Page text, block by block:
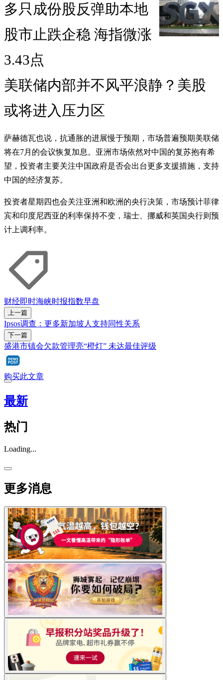
多只成份股反弹助本地
股市止跌企稳 海指微涨
3.43点
美联储内部并不风平浪静？美股
或将进入压力区
萨赫德瓦也说，抗通胀的进展慢于预期，市场普遍预期美联储
将在7月的会议恢复加息。亚洲市场依然对中国的复苏抱有希
望，投资者主要关注中国政府是否会出台更多支援措施，支持
中国的经济复苏。
投资者星期四也会关注亚洲和欧洲的央行决策，市场预计菲律
宾和印度尼西亚的利率保持不变，瑞士、挪威和英国央行则预
计上调利率。
财经即时海峡时报指数早盘
上一篇
Ipsos调查：更多新加坡人支持同性关系
下一篇
盛港市镇会欠款管理亮“橙灯” 未达最佳评级
购买此文章
最新
热门
Loading...
更多消息